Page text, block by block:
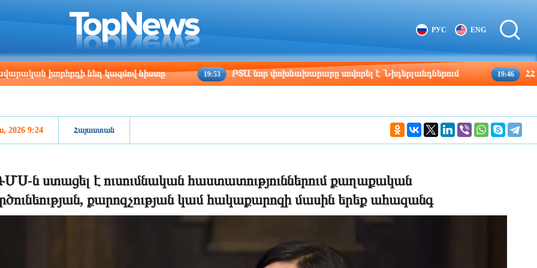
Los Angeles
20:48
Beijing
11:48 РУС ENG
նեղ կազմով նիստը 19:53 ԲՏԱ նոր փոխնախարարը սովորել է Նիդերլանդներում 19:46 ՀՀ
2026 9:24 Հայաստան
ն ստացել է ուսումնական հաստատություններում քաղաքական
քարոզչության կամ հակաքարոզի մասին երեք ահազանգ